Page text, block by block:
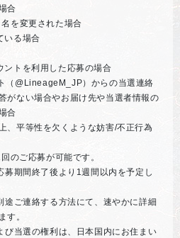
合
を変更された場合
いる場合
ントを利用した応募の場合
（@LineageM_JP）からの当選連絡
がない場合やお届け先や当選者情報の
合
、平等性を欠くような妨害/不正行為
のご応募が可能です。
期間終了後より1週間以内を予定し
ご連絡する方法にて、速やかに詳細
す。
び当選の権利は、日本国内にお住まい